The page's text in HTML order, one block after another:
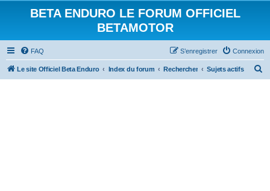
BETA ENDURO LE FORUM OFFICIEL
BETAMOTOR
FAQ Connexion
S’enregistrer
Le site Officiel Beta Enduro Index du forum Rechercher Sujets actifs